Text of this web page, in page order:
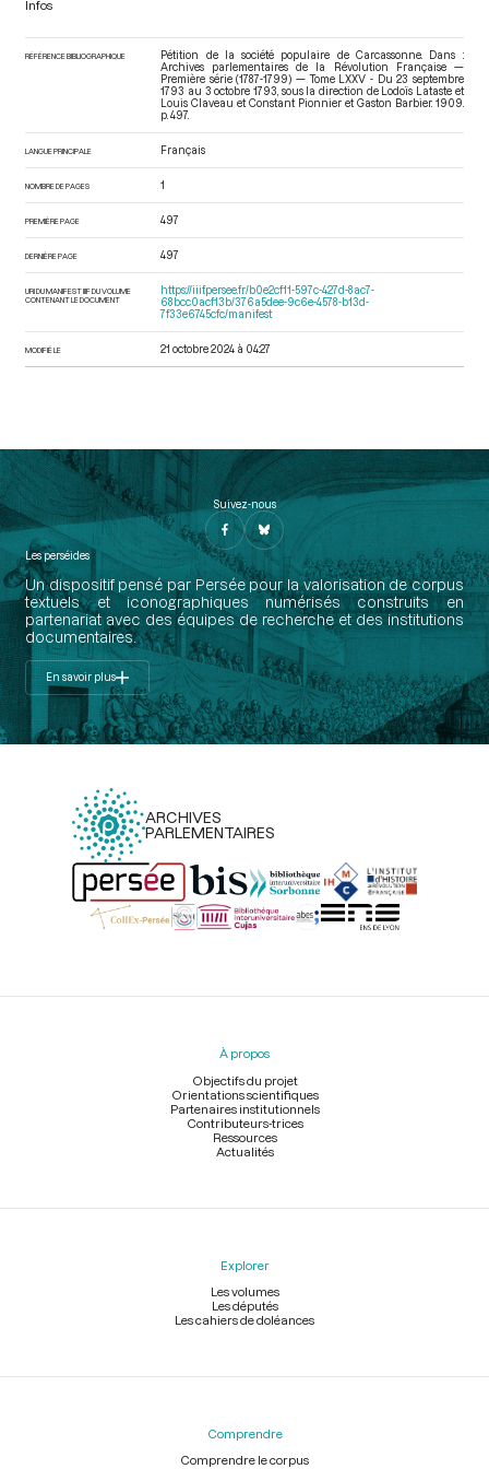
Infos
RÉFÉRENCE BIBLIOGRAPHIQUE
Pétition de la société populaire de Carcassonne. Dans :
Archives parlementaires de la Révolution Française —
Première série (1787-1799) — Tome LXXV - Du 23 septembre
1793 au 3 octobre 1793 , sous la direction de Lodoïs Lataste et
Louis Claveau et Constant Pionnier et Gaston Barbier. 1909.
p. 497.
LANGUE PRINCIPALE Français
NOMBRE DE PAGES 1
PREMIÈRE PAGE 497
DERNIÈRE PAGE 497
URI DU MANIFEST IIIF DU VOLUME
CONTENANT LE DOCUMENT
https://iiif.persee.fr/b0e2cf11-597c-427d-8ac7-
68bcc0acf13b/376a5dee-9c6e-4578-b13d-
7f33e6745cfc/manifest
MODIFIÉ LE 21 octobre 2024 à 04:27
Suivez-nous
Les perséides
Un dispositif pensé par Persée pour la valorisation de corpus
textuels et iconographiques numérisés construits en
partenariat avec des équipes de recherche et des institutions
documentaires.
En savoir plus
ARCHIVES
PARLEMENTAIRES
Menu
À propos
Objectifs du projet
Orientations scientifiques
Partenaires institutionnels
Contributeurs-trices
Ressources
Actualités
Explorer
Les volumes
Les députés
Les cahiers de doléances
Comprendre
Comprendre le corpus